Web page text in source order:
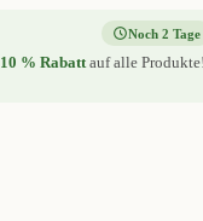
10 % Rabattauf alle
Noch 2 Tage